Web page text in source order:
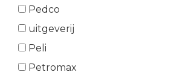
Pedco
uitgeverij
Peli
Petromax